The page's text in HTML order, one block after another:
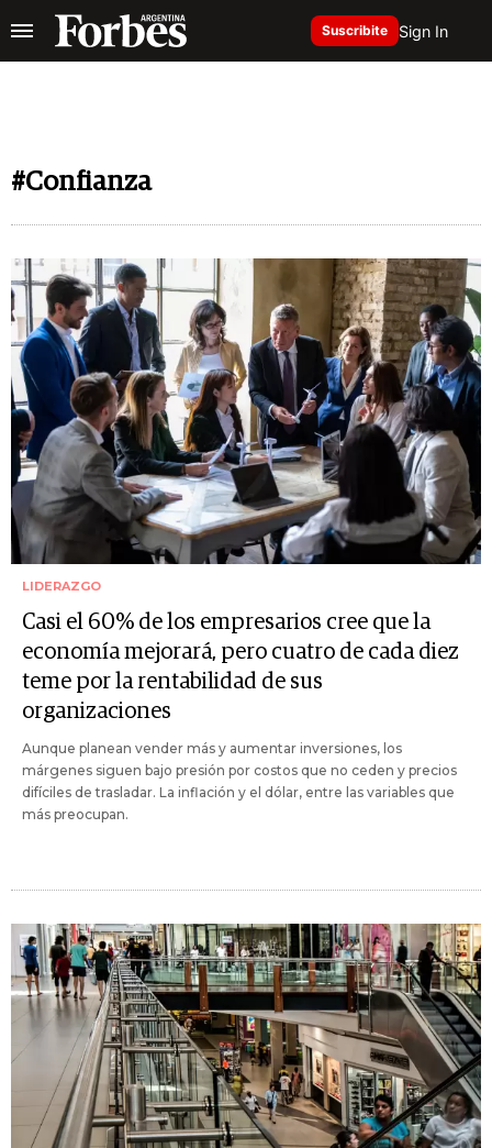
Suscribite Sign In
#Confianza
LIDERAZGO
Casi el 60% de los empresarios cree que la
economía mejorará, pero cuatro de cada diez
teme por la rentabilidad de sus
organizaciones
Aunque planean vender más y aumentar inversiones, los
márgenes siguen bajo presión por costos que no ceden y precios
difíciles de trasladar. La inflación y el dólar, entre las variables que
más preocupan.